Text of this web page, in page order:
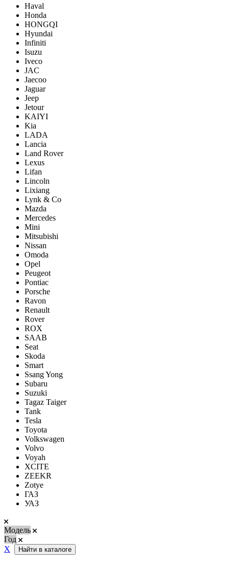
Haval
Honda
HONGQI
Hyundai
Infiniti
Isuzu
Iveco
JAC
Jaecoo
Jaguar
Jeep
Jetour
KAIYI
Kia
LADA
Lancia
Land Rover
Lexus
Lifan
Lincoln
Lixiang
Lynk & Co
Mazda
Mercedes
Mini
Mitsubishi
Nissan
Omoda
Opel
Peugeot
Pontiac
Porsсhe
Ravon
Renault
Rover
ROX
SAAB
Seat
Skoda
Smart
Ssang Yong
Subaru
Suzuki
Tagaz Taiger
Tank
Tesla
Toyota
Volkswagen
Volvo
Voyah
XCITE
ZEEKR
Zotye
ГАЗ
УАЗ
Модель
Год
Х
Найти в каталоге